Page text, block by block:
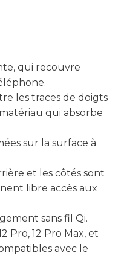
qui recouvre
les traces de doigts
qui absorbe
sur la surface à
et les côtés sont
libre accès aux
sans fil Qi.
Pro, 12 Pro Max, et
avec le